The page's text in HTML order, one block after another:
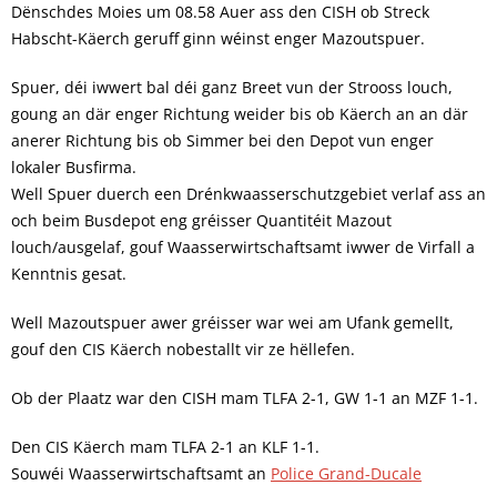
Dënschdes Moies um 08.58 Auer ass den CISH ob Streck
Habscht-Käerch geruff ginn wéinst enger Mazoutspuer.
Spuer, déi iwwert bal déi ganz Breet vun der Strooss louch,
goung an där enger Richtung weider bis ob Käerch an an där
anerer Richtung bis ob Simmer bei den Depot vun enger
lokaler Busfirma.
Well Spuer duerch een Drénkwaasserschutzgebiet verlaf ass an
och beim Busdepot eng gréisser Quantitéit Mazout
louch/ausgelaf, gouf Waasserwirtschaftsamt iwwer de Virfall a
Kenntnis gesat.
Well Mazoutspuer awer gréisser war wei am Ufank gemellt,
gouf den CIS Käerch nobestallt vir ze hëllefen.
Ob der Plaatz war den CISH mam TLFA 2-1, GW 1-1 an MZF 1-1.
Den CIS Käerch mam TLFA 2-1 an KLF 1-1.
Souwéi Waasserwirtschaftsamt an Police Grand-Ducale